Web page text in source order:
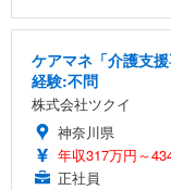
ケアマネ「介護支
経験:不問
株式会社ツクイ
神奈川県
年収317万円～
正社員